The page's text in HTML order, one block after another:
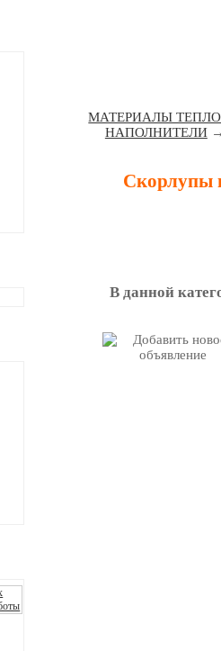
МАТЕРИАЛЫ
НАПОЛНИТЕЛИ
Скорлупы
В данной